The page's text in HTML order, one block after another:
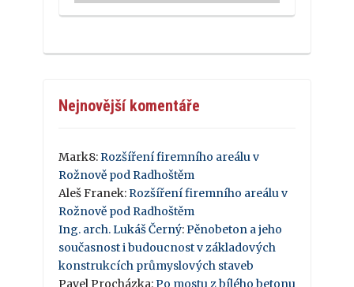
Nejnovější komentáře
Mark8: Rozšíření firemního areálu v
Rožnově pod Radhoštěm
Aleš Franek: Rozšíření firemního areálu v
Rožnově pod Radhoštěm
Ing. arch. Lukáš Černý: Pěnobeton a jeho
současnost i budoucnost v základových
konstrukcích průmyslových staveb
Pavel Procházka: Po mostu z bílého betonu